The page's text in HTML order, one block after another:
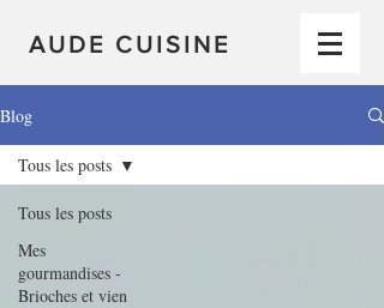
AUDE CUISINE
Blog
Tous les posts
Mes
gourmandises -
Brioches et vien
Tous les posts